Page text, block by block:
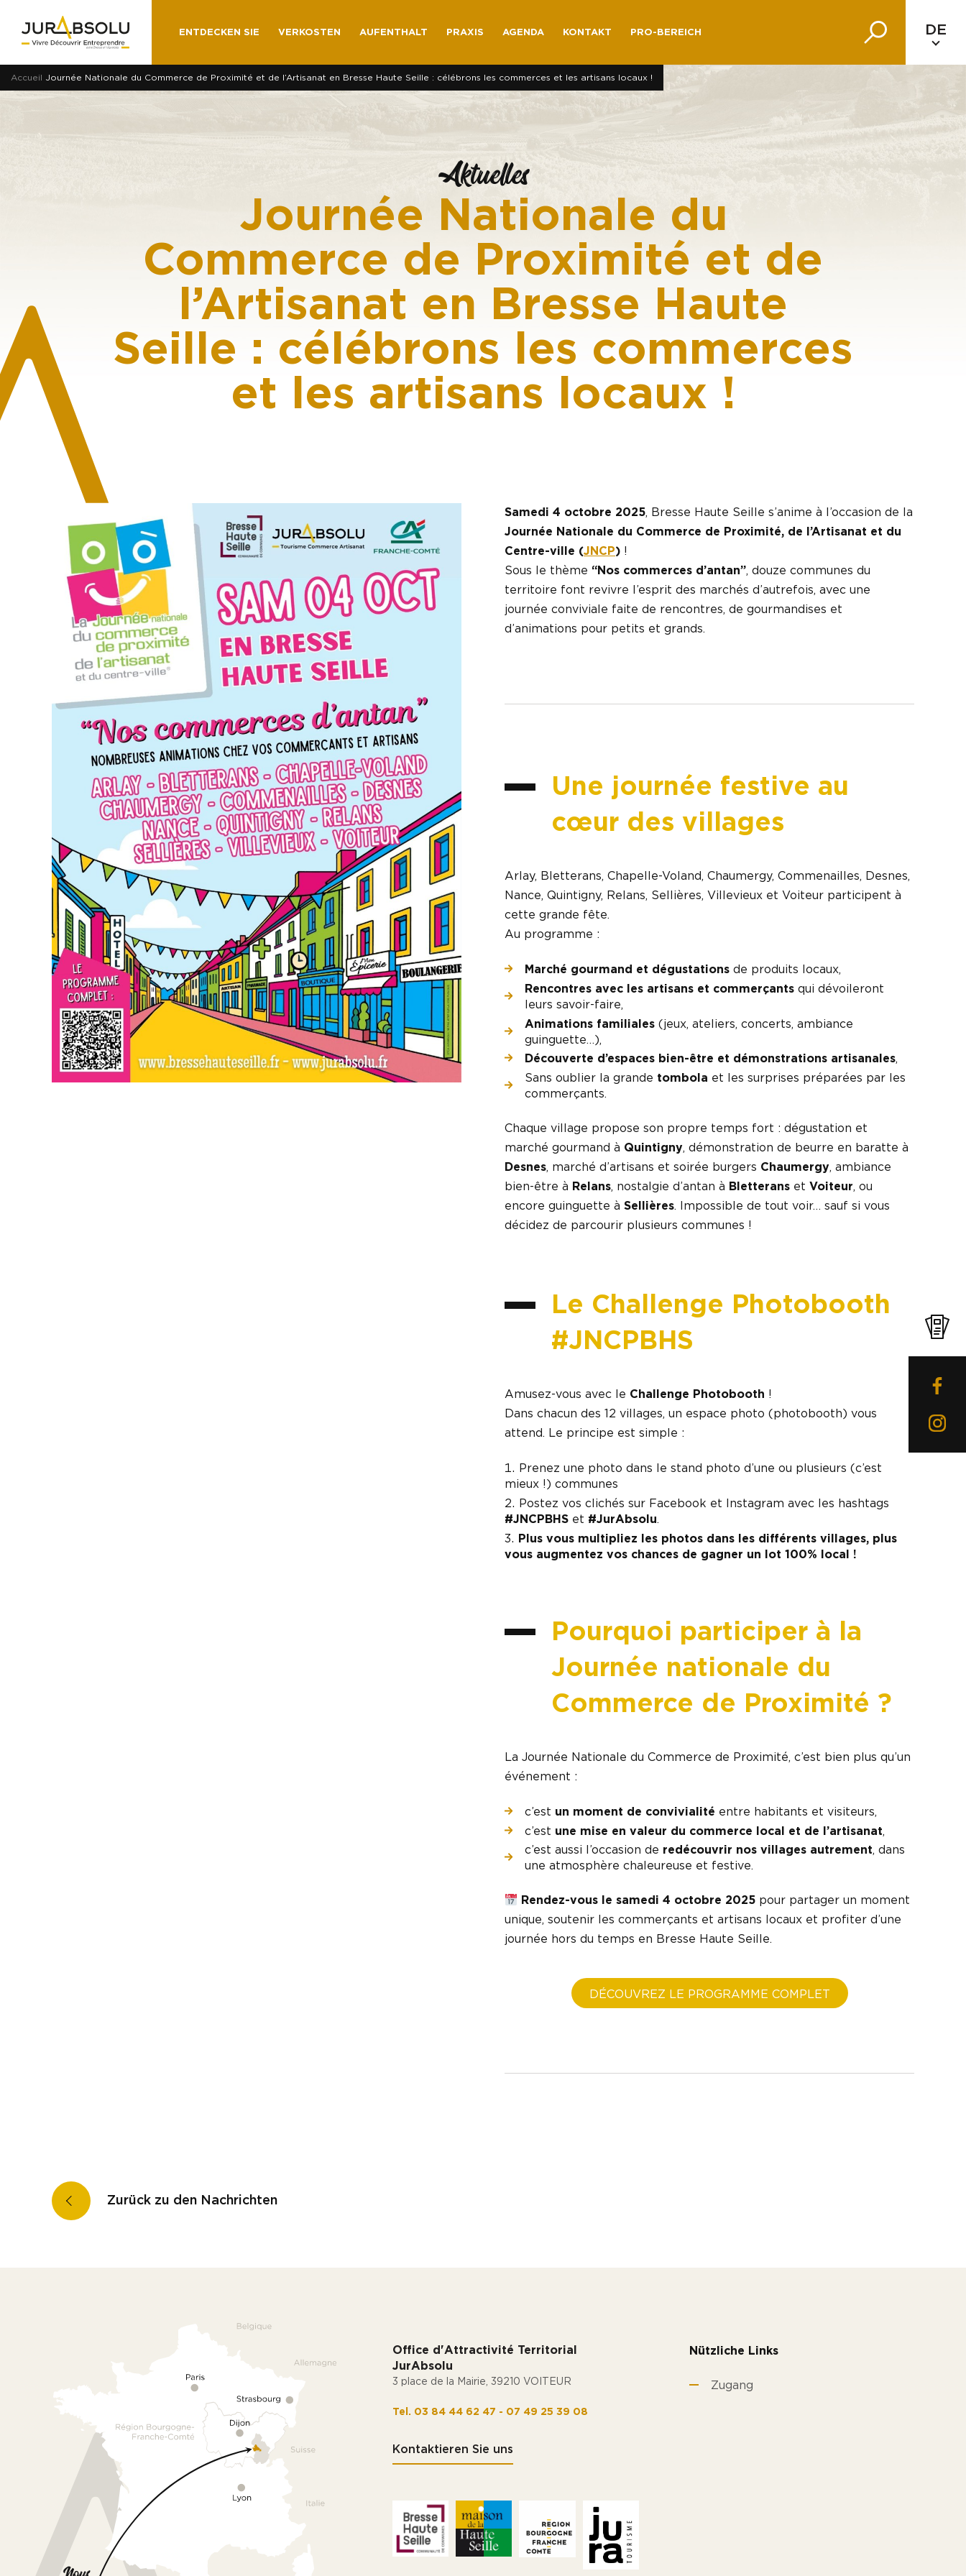
ENTDECKEN SIE VERKOSTEN AUFENTHALT PRAXIS AGENDA KONTAKT PRO-BEREICH DE
Accueil Journée Nationale du Commerce de Proximité et de l’Artisanat en Bresse Haute Seille : célébrons les commerces et les artisans locaux !
Aktuelles
Journée Nationale du
Commerce de Proximité et de
l’Artisanat en Bresse Haute
Seille : célébrons les commerces
et les artisans locaux !
Samedi 4 octobre 2025, Bresse Haute Seille s’anime à l’occasion de la
Journée Nationale du Commerce de Proximité, de l’Artisanat et du
Centre-ville (JNCP) !
Sous le thème “Nos commerces d’antan”, douze communes du
territoire font revivre l’esprit des marchés d’autrefois, avec une
journée conviviale faite de rencontres, de gourmandises et
d’animations pour petits et grands.
Une journée festive au
cœur des villages
Arlay, Bletterans, Chapelle-Voland, Chaumergy, Commenailles, Desnes,
Nance, Quintigny, Relans, Sellières, Villevieux et Voiteur participent à
cette grande fête.
Au programme :
Marché gourmand et dégustations de produits locaux,
Rencontres avec les artisans et commerçants qui dévoileront
leurs savoir-faire,
Animations familiales (jeux, ateliers, concerts, ambiance
guinguette…),
Découverte d’espaces bien-être et démonstrations artisanales,
Sans oublier la grande tombola et les surprises préparées par les
commerçants.
Chaque village propose son propre temps fort : dégustation et
marché gourmand à Quintigny, démonstration de beurre en baratte à
Desnes, marché d’artisans et soirée burgers Chaumergy, ambiance
bien-être à Relans, nostalgie d’antan à Bletterans et Voiteur, ou
encore guinguette à Sellières. Impossible de tout voir… sauf si vous
décidez de parcourir plusieurs communes !
Le Challenge Photobooth
#JNCPBHS
Amusez-vous avec le Challenge Photobooth !
Dans chacun des 12 villages, un espace photo (photobooth) vous
attend. Le principe est simple :
Prenez une photo dans le stand photo d’une ou plusieurs (c’est
mieux !) communes
Postez vos clichés sur Facebook et Instagram avec les hashtags
#JNCPBHS et #JurAbsolu.
Plus vous multipliez les photos dans les différents villages, plus
vous augmentez vos chances de gagner un lot 100% local !
Pourquoi participer à la
Journée nationale du
Commerce de Proximité ?
La Journée Nationale du Commerce de Proximité, c’est bien plus qu’un
événement :
c’est un moment de convivialité entre habitants et visiteurs,
c’est une mise en valeur du commerce local et de l’artisanat,
c’est aussi l’occasion de redécouvrir nos villages autrement, dans
une atmosphère chaleureuse et festive.
Rendez-vous le samedi 4 octobre 2025 pour partager un moment
unique, soutenir les commerçants et artisans locaux et profiter d’une
journée hors du temps en Bresse Haute Seille.
DÉCOUVREZ LE PROGRAMME COMPLET
Zurück zu den Nachrichten
Office d'Attractivité Territorial
JurAbsolu
3 place de la Mairie, 39210 VOITEUR
Tel. 03 84 44 62 47 - 07 49 25 39 08
Kontaktieren Sie uns
Nützliche Links
Zugang